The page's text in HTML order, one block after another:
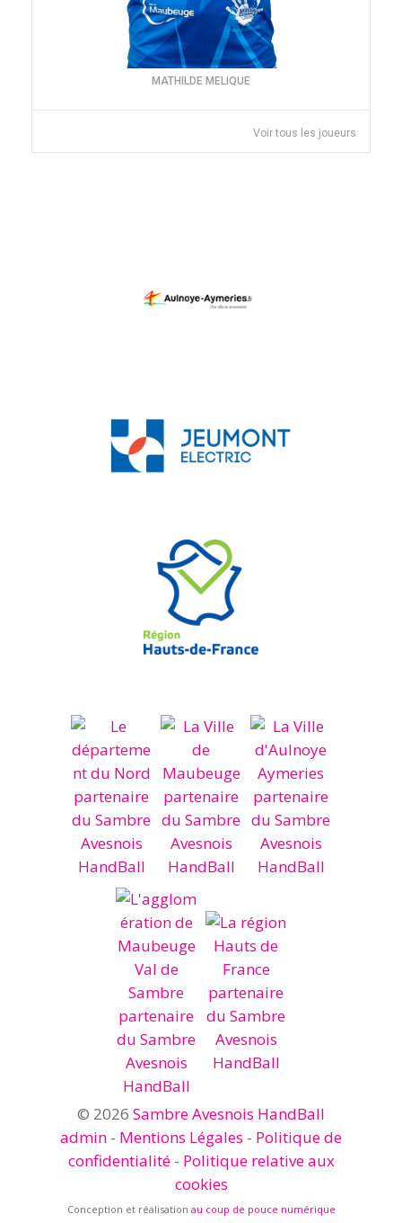
MATHILDE MELIQUE
Voir tous les joueurs
© 2026 Sambre Avesnois HandBall
admin - Mentions Légales - Politique de
confidentialité- Politique relative aux
cookies
Conception et réalisation au coup de pouce numérique